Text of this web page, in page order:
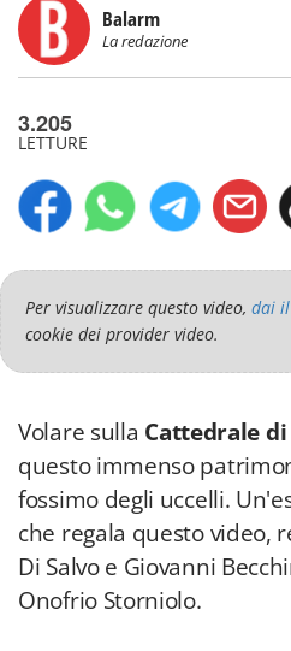
Balarm
La redazione
3.205
LETTURE
Per visualizzare questo video, dai il
cookie dei provider video.
Volare sulla Cattedrale
questo immenso
fossimo degli uccelli.
che regala questo video,
Di Salvo e Giovanni
Onofrio Storniolo.